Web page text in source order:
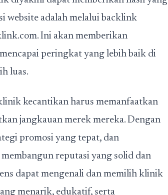
website adalah melalui backlink
Ini akan memberikan
peringkat yang lebih baik di
luas.
kecantikan harus memanfaatkan
jangkauan merek mereka. Dengan
promosi yang tepat, dan
reputasi yang solid dan
dapat mengenali dan memilih klinik
menarik, edukatif, serta